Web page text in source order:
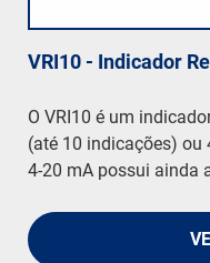
VRI10 - Indicador
O VRI10 é um
(até 10 indicações) ou
4-20 mA possui ainda